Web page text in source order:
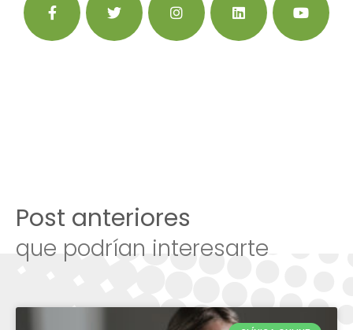
Post anteriores
que podrían interesarte